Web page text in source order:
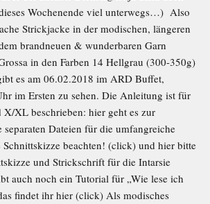
Wochenende viel unterwegs…) Also
Strickjacke in der modischen, längeren
brandneuen & wunderbaren Garn
in den Farben 14 Hellgrau (300-350g)
es am 06.02.2018 im ARD Buffet,
im Ersten zu sehen. Die Anleitung ist für
XL beschrieben: hier geht es zur
Dateien für die umfangreiche
beachten! (click) und hier bitte
und Strickschrift für die Intarsie
auch noch ein Tutorial für „Wie lese ich
findet ihr hier (click) Als modisches